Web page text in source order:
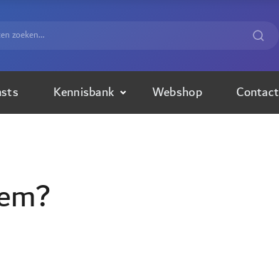
Kennisbank Webshop Contact